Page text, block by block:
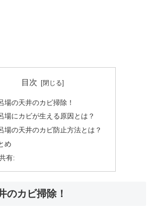
目次
場の天井のカビ掃除！
場にカビが生える原因とは？
場の天井のカビ防止方法とは？
め
有:
のカビ掃除！